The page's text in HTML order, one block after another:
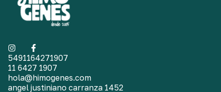
5491164271907
11 6427 1907
hola@himogenes.com
angel justiniano carranza 1452